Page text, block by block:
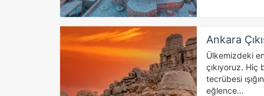
Ankara
Ülkemizdeki
çıkıyoruz. Hiç
tecrübesi
eğlence…